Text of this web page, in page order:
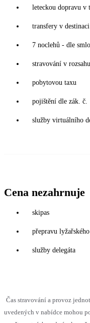
leteckou dopravu v
transfery v destinaci
7 noclehů - dle
stravování v
pobytovou taxu
pojištění dle zák. č.
služby virtuálního
Cena nezahrnuje
skipas
přepravu
služby delegáta
Čas stravování a provoz
uvedených v nabídce mohou